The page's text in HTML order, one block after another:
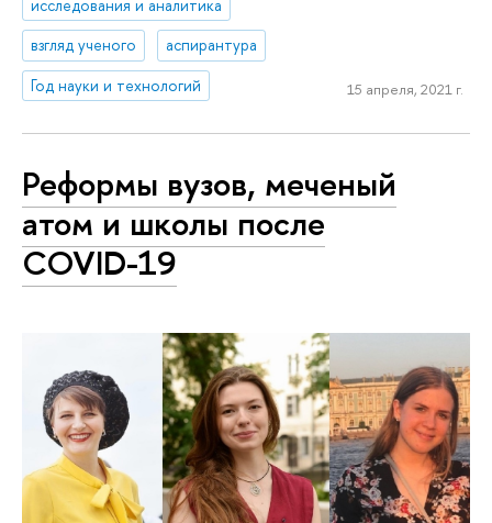
исследования и аналитика
взгляд ученого
аспирантура
Год науки и технологий
15 апреля, 2021 г.
Реформы вузов, меченый
атом и школы после
COVID-19